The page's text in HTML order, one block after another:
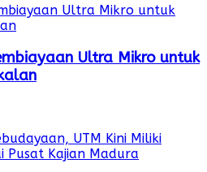
Ultra Mikro untuk